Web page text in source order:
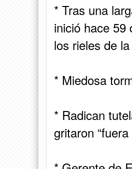
* Tras una
inició hace
los rieles de
* Miedosa
* Radican
gritaron